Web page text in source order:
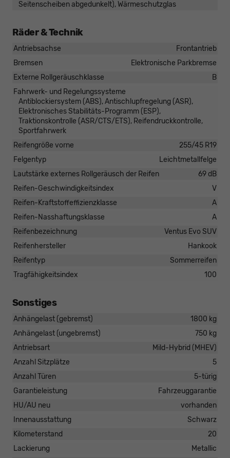
Seitenscheiben abgedunkelt), Wärmeschutzglas
Räder & Technik
Antriebsachse
Frontantrieb
Bremsen
Elektronische Parkbremse
Externe Rollgeräuschklasse
B
Fahrwerk- und Regelungssysteme
Antiblockiersystem (ABS), Antischlupfregelung (ASR),
Elektronisches Stabilitäts-Programm (ESP),
Traktionskontrolle (ASR/CTS/ETS), Reifendruckkontrolle,
Sportfahrwerk
Reifengröße vorne
255/45 R19
Felgentyp
Leichtmetallfelge
Lautstärke externes Rollgeräusch der Reifen
69 dB
Reifen-Geschwindigkeitsindex
V
Reifen-Kraftstoffeffizienzklasse
A
Reifen-Nasshaftungsklasse
A
Reifenbezeichnung
Ventus Evo SUV
Reifenhersteller
Hankook
Reifentyp
Sommerreifen
Tragfähigkeitsindex
100
Sonstiges
Anhängelast (gebremst)
1800 kg
Anhängelast (ungebremst)
750 kg
Antriebsart
Mild-Hybrid (MHEV)
Anzahl Sitzplätze
5
Anzahl Türen
5-türig
Garantieleistung
Fahrzeuggarantie
HU/AU neu
vorhanden
Innenausstattung
Schwarz
Kilometerstand
20
Lackierung
Metallic